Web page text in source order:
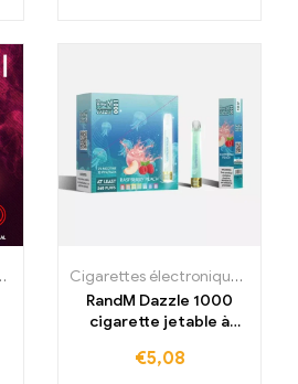
,Cigarettes électroniques
Cigarettes électroniques jetables
RandM Dazzle 1000
cigarette jetable à
€5,08